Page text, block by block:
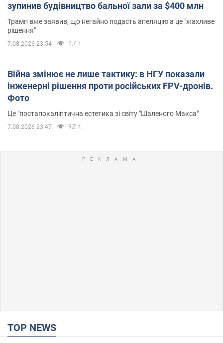
зупинив будівництво бальної зали за $400 млн
Трамп вже заявив, що негайно подасть апеляцію а це "жахливе
рішення"
7.08.2026 23:54 2,7 т.
Війна змінює не лише тактику: в НГУ показали
інженерні рішення проти російських FPV-дронів.
Фото
Це "постапокаліптична естетика зі світу "Шаленого Макса"
7.08.2026 23:47 9,2 т.
TOP NEWS